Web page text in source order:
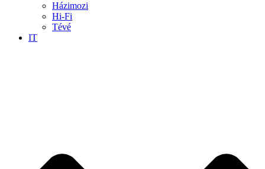
Házimozi
Hi-Fi
Tévé
IT